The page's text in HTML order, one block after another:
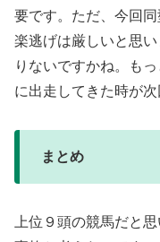
要です。ただ、今回
楽逃げは厳しいと思
りないですかね。も
に出走してきた時が次
まとめ
上位９頭の競馬だと